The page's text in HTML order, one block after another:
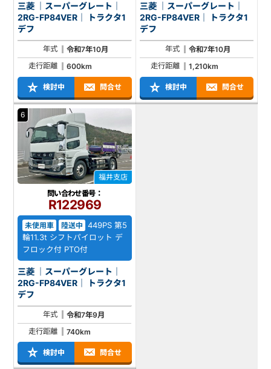
三菱 ｜スーパーグレート｜
2RG-FP84VER｜ トラクタ1
デフ
年式
令和7年10月
走行距離
600km
検討中 問合せ
三菱 ｜スーパーグレート｜
2RG-FP84VER｜ トラクタ1
デフ
年式
令和7年10月
走行距離
1,210km
検討中 問合せ
6
福井支店
問い合わせ番号：
R122969
未使用車 陸送中 449PS 第5
輪11.3t シフトパイロット デ
フロック付 PTO付
三菱 ｜スーパーグレート｜
2RG-FP84VER｜ トラクタ1
デフ
年式
令和7年9月
走行距離
740km
検討中 問合せ